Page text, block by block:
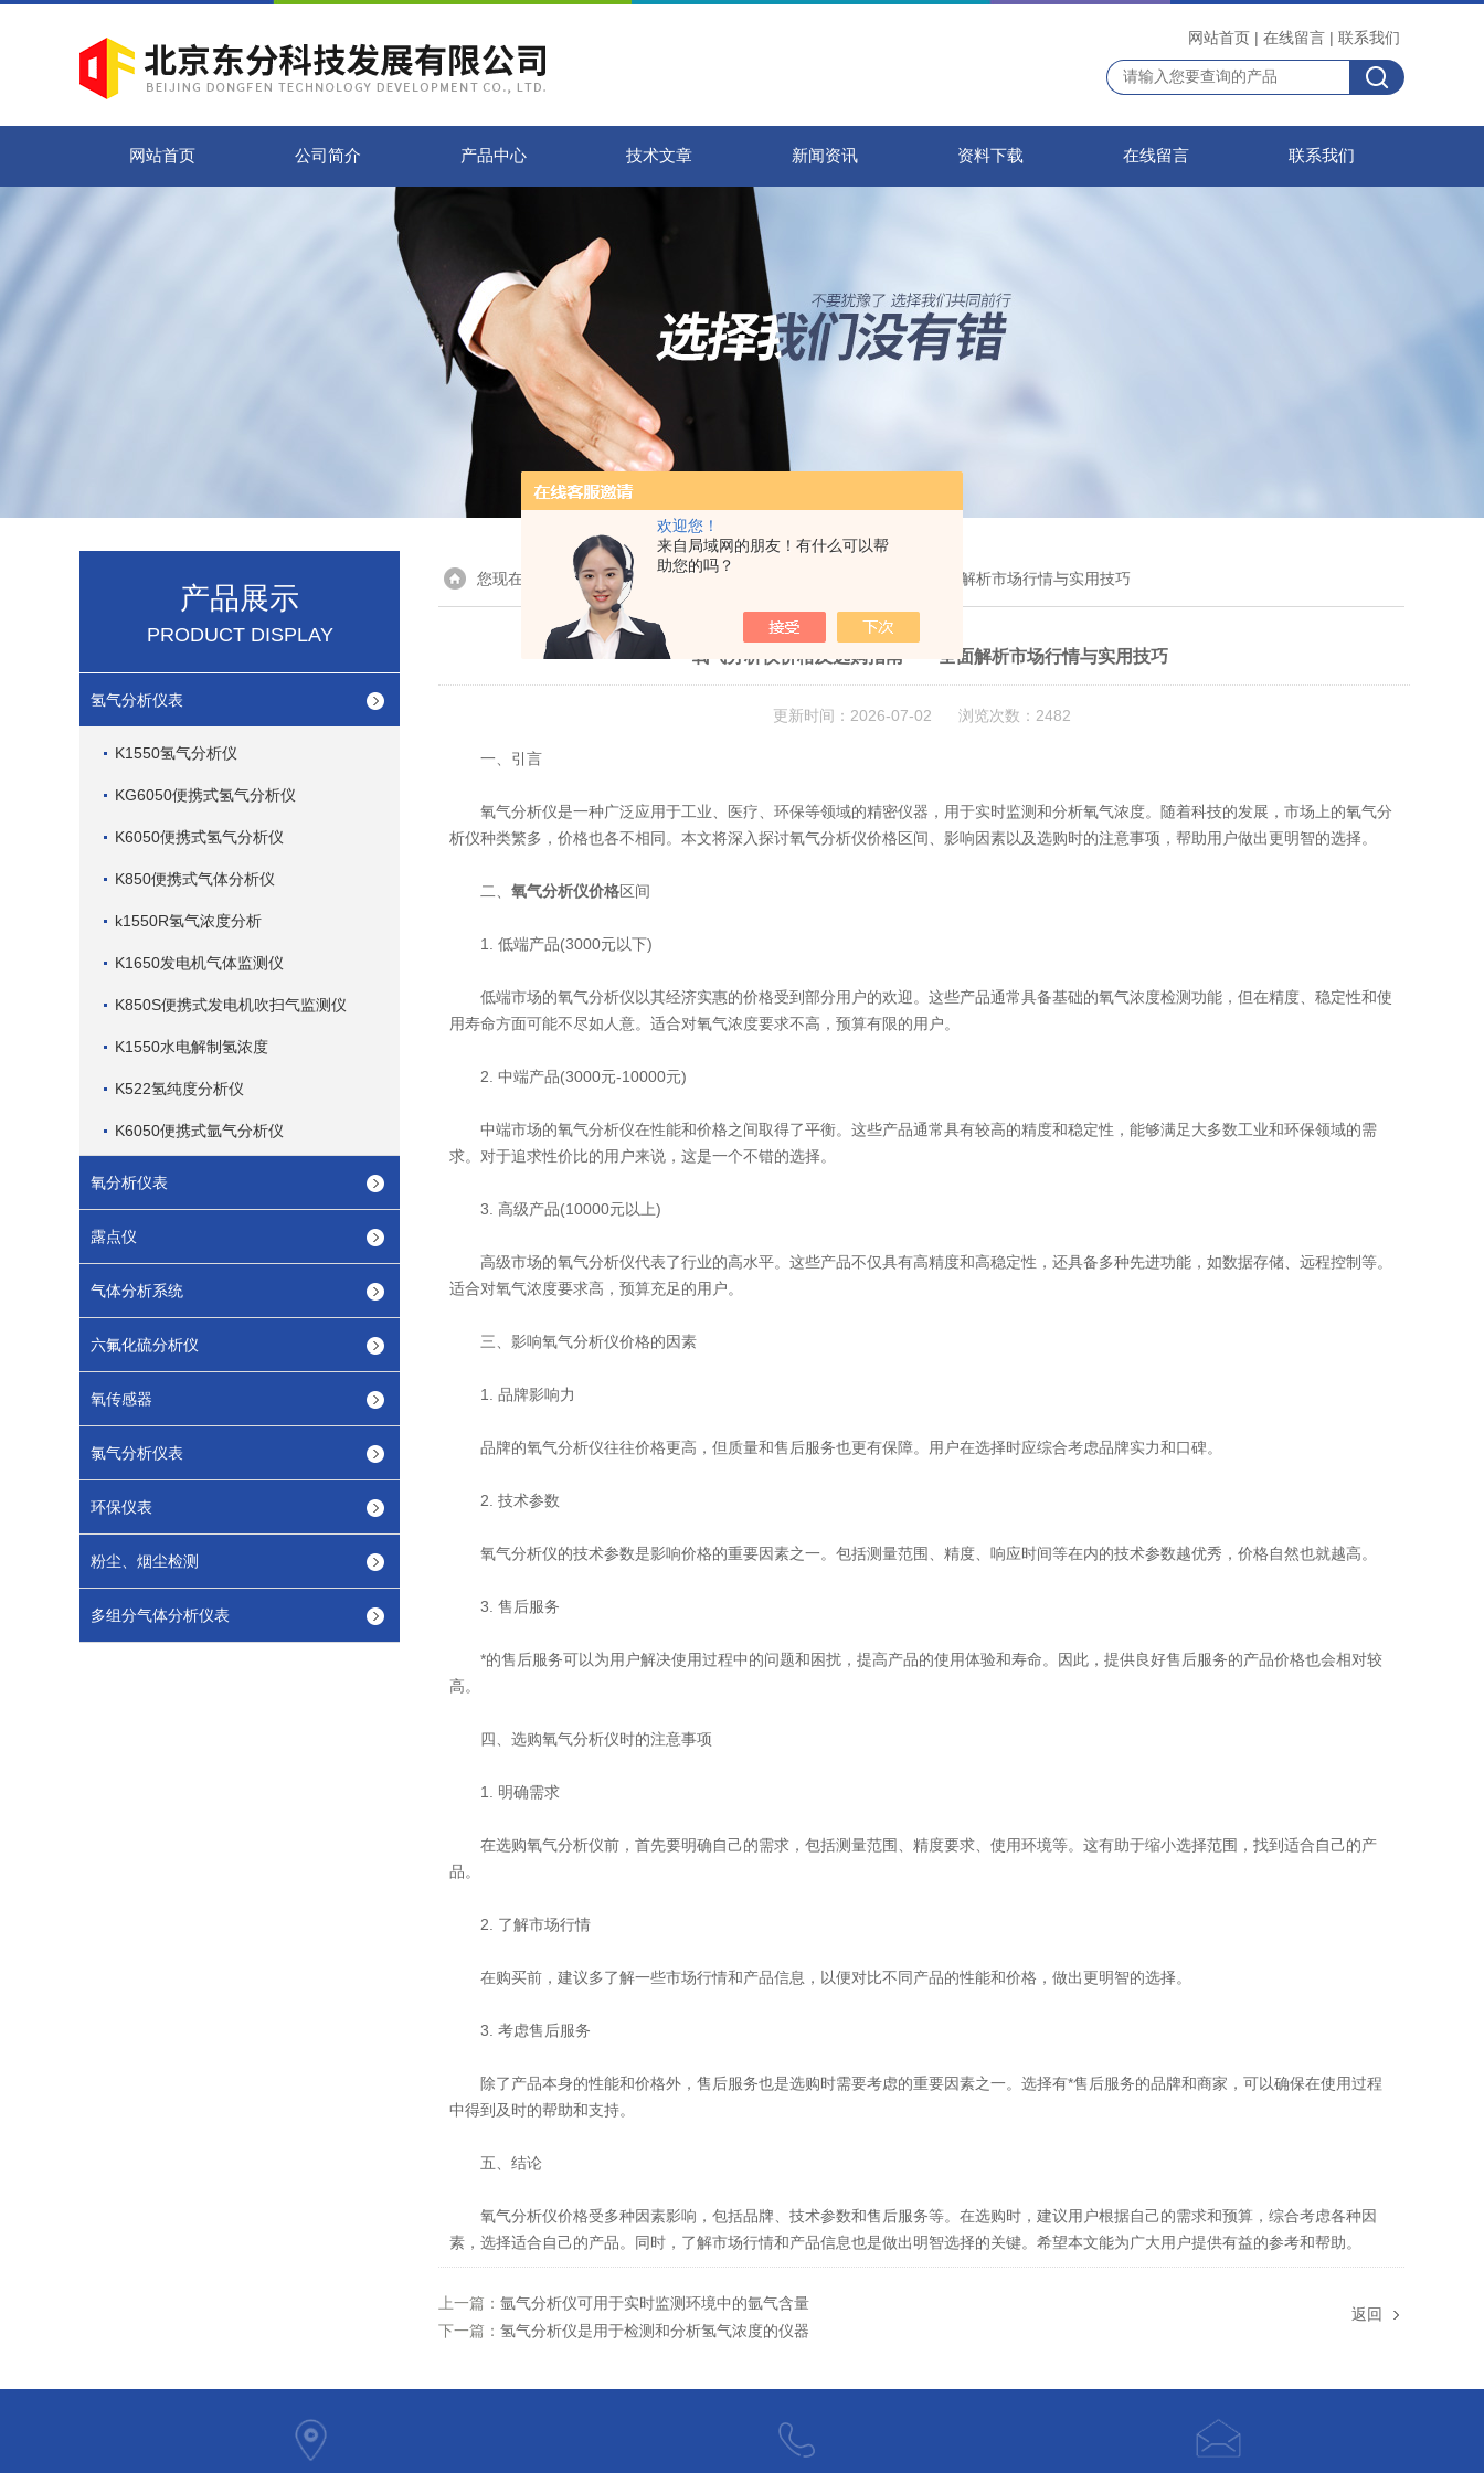
欢迎您！
来自局域网的朋友！有什么可以帮
助您的吗？
网站首页 | 在线留言 | 联系我们
网站首页 公司简介 产品中心 技术文章 新闻资讯 资料下载 在线留言 联系我们
产品展示
PRODUCT DISPLAY
氢气分析仪表
K1550氢气分析仪
KG6050便携式氢气分析仪
K6050便携式氢气分析仪
K850便携式气体分析仪
k1550R氢气浓度分析
K1650发电机气体监测仪
K850S便携式发电机吹扫气监测仪
K1550水电解制氢浓度
K522氢纯度分析仪
K6050便携式氩气分析仪
氧分析仪表
露点仪
气体分析系统
六氟化硫分析仪
氧传感器
氯气分析仪表
环保仪表
粉尘、烟尘检测
多组分气体分析仪表
您现在的位置：首页> 技术文章 > 氧气分析仪价格及选购指南——全面解析市场行情与实用技巧
氧气分析仪价格及选购指南——全面解析市场行情与实用技巧
更新时间：2026-07-02 浏览次数：2482
一、引言
氧气分析仪是一种广泛应用于工业、医疗、环保等领域的精密仪器，用于实时监测和分析氧气浓度。随着科技的发展，市场上的氧气分
析仪种类繁多，价格也各不相同。本文将深入探讨氧气分析仪价格区间、影响因素以及选购时的注意事项，帮助用户做出更明智的选择。
二、 氧气分析仪价格区间
1. 低端产品(3000元以下)
低端市场的氧气分析仪以其经济实惠的价格受到部分用户的欢迎。这些产品通常具备基础的氧气浓度检测功能，但在精度、稳定性和使
用寿命方面可能不尽如人意。适合对氧气浓度要求不高，预算有限的用户。
2. 中端产品(3000元-10000元)
中端市场的氧气分析仪在性能和价格之间取得了平衡。这些产品通常具有较高的精度和稳定性，能够满足大多数工业和环保领域的需
求。对于追求性价比的用户来说，这是一个不错的选择。
3. 高级产品(10000元以上)
高级市场的氧气分析仪代表了行业的高水平。这些产品不仅具有高精度和高稳定性，还具备多种先进功能，如数据存储、远程控制等。
适合对氧气浓度要求高，预算充足的用户。
三、影响氧气分析仪价格的因素
1. 品牌影响力
品牌的氧气分析仪往往价格更高，但质量和售后服务也更有保障。用户在选择时应综合考虑品牌实力和口碑。
2. 技术参数
氧气分析仪的技术参数是影响价格的重要因素之一。包括测量范围、精度、响应时间等在内的技术参数越优秀，价格自然也就越高。
3. 售后服务
*的售后服务可以为用户解决使用过程中的问题和困扰，提高产品的使用体验和寿命。因此，提供良好售后服务的产品价格也会相对较
高。
四、选购氧气分析仪时的注意事项
1. 明确需求
在选购氧气分析仪前，首先要明确自己的需求，包括测量范围、精度要求、使用环境等。这有助于缩小选择范围，找到适合自己的产
品。
2. 了解市场行情
在购买前，建议多了解一些市场行情和产品信息，以便对比不同产品的性能和价格，做出更明智的选择。
3. 考虑售后服务
除了产品本身的性能和价格外，售后服务也是选购时需要考虑的重要因素之一。选择有*售后服务的品牌和商家，可以确保在使用过程
中得到及时的帮助和支持。
五、结论
氧气分析仪价格受多种因素影响，包括品牌、技术参数和售后服务等。在选购时，建议用户根据自己的需求和预算，综合考虑各种因
素，选择适合自己的产品。同时，了解市场行情和产品信息也是做出明智选择的关键。希望本文能为广大用户提供有益的参考和帮助。
上一篇： 氩气分析仪可用于实时监测环境中的氩气含量
下一篇： 氢气分析仪是用于检测和分析氢气浓度的仪器
返回